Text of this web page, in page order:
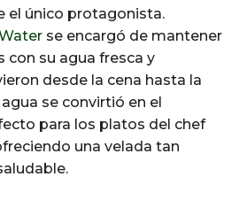
el único protagonista.
se encargó de mantener
con su agua fresca y
desde la cena hasta la
se convirtió en el
para los platos del chef
una velada tan